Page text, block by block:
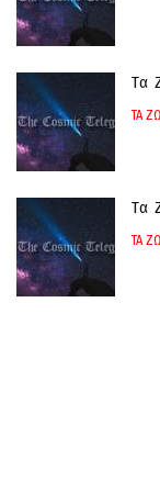
Τα
ΤΑ
Τα
ΤΑ